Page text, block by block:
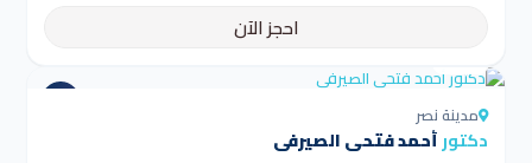
احجز الآن
مدينة نصر
دكتورأحمد فتحى الصيرفى